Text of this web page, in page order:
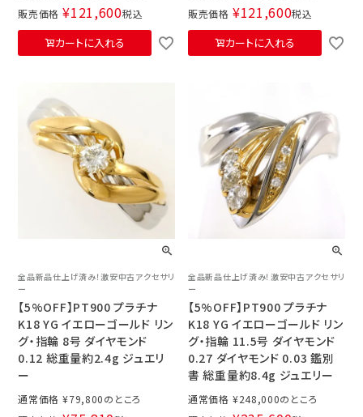
販売価格 ¥121,600税込
カートに入れる
販売価格 ¥121,600税込
カートに入れる
全品新品仕上げ済み！激安中古アクセサリ
ー
【5%OFF】PT900 プラチナ
K18 YG イエローゴールド リン
グ・指輪 8号 ダイヤモンド
0.12 総重量約2.4g ジュエリ
ー
通常価格 ¥79,800
全品新品仕上げ済み！激安中古アクセサリ
ー
【5%OFF】PT900 プラチナ
K18 YG イエローゴールド リン
グ・指輪 11.5号 ダイヤモンド
0.27 ダイヤモンド 0.03 鑑別
書 総重量約8.4g ジュエリー
通常価格 ¥248,000